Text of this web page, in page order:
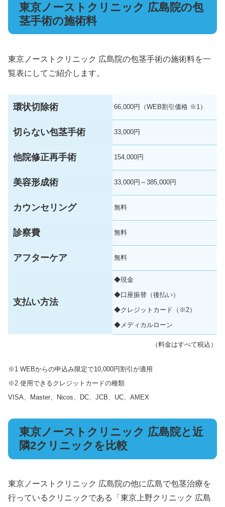
東京ノーストクリニック 広島院の包
茎手術の施術料
東京ノーストクリニック 広島院の包茎手術の施術料を一
覧表にしてご紹介します。
環状切除術 66,000円（WEB割引価格 ※1）
切らない包茎手術 33,000円
他院修正再手術 154,000円
美容形成術 33,000円～385,000円
カウンセリング 無料
診察費 無料
アフターケア 無料
支払い方法
◆現金
◆口座振替（後払い）
◆クレジットカード（※2）
◆メディカルローン
（料金はすべて税込）
※1 WEBからの申込み限定で10,000円割引が適用
※2 使用できるクレジットカードの種類
VISA、Master、Nicos、DC、JCB、UC、AMEX
東京ノーストクリニック 広島院と近
隣2クリニックを比較
東京ノーストクリニック 広島院の他に広島で包茎治療を
行っているクリニックである「東京上野クリニック 広島